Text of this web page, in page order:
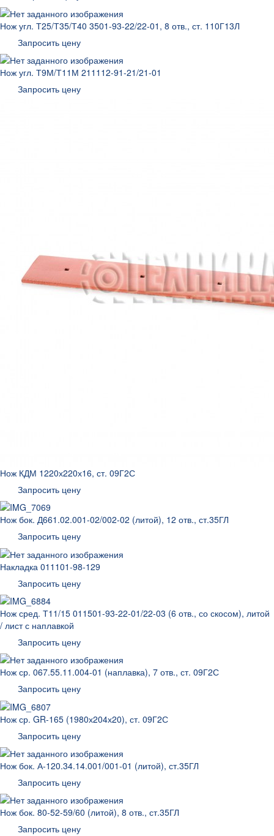
Нож угл. Т25/Т35/Т40 3501-93-22/22-01, 8 отв., ст. 110Г13Л
Запросить цену
Нож угл. Т9М/Т11М 211112-91-21/21-01
Запросить цену
Нож КДМ 1220х220х16, ст. 09Г2С
Запросить цену
Нож бок. Д661.02.001-02/002-02 (литой), 12 отв., ст.35ГЛ
Запросить цену
Накладка 011101-98-129
Запросить цену
Нож сред. Т11/15 011501-93-22-01/22-03 (6 отв., со скосом), литой
/ лист с наплавкой
Запросить цену
Нож ср. 067.55.11.004-01 (наплавка), 7 отв., ст. 09Г2С
Запросить цену
Нож ср. GR-165 (1980х204х20), ст. 09Г2С
Запросить цену
Нож бок. А-120.34.14.001/001-01 (литой), ст.35ГЛ
Запросить цену
Нож бок. 80-52-59/60 (литой), 8 отв., ст.35ГЛ
Запросить цену